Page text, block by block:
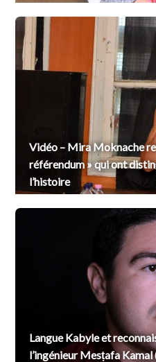
Vidéo – Mira Moknache
référendum » qui ont
l’histoire
Langue Kabyle et
l’ingénieur Mesṭafa Kamal